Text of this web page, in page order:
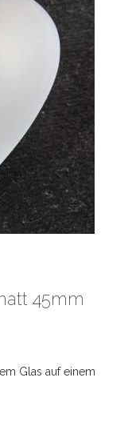
45mm
Glas auf einem